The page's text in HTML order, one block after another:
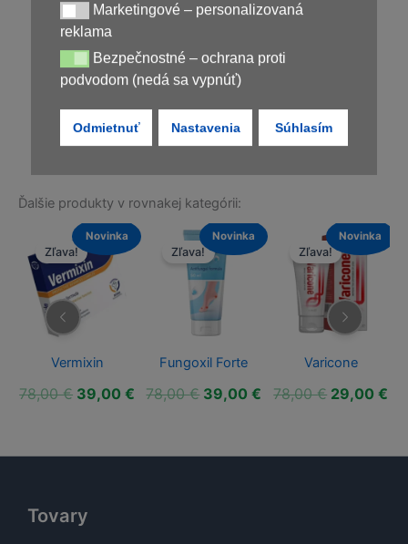
Marketingové – personalizovaná reklama
Marketingové – personalizovaná
reklama
Bezpečnostné – ochrana proti podvodom (nedá sa vypnúť)
Bezpečnostné – ochrana proti
podvodom (nedá sa vypnúť)
Odmietnuť Nastavenia Súhlasím
29,00€
Nedostupné
Ďalšie produkty v rovnakej kategórii:
Aktuálna
Novinka
Zľava!
Vermixin
78,00€ Pôvodná
39,00€ Aktuálna
Novinka
Zľava!
Fungoxil Forte
78,00€ Pôvodná
39,00€ Aktuálna
Novinka
Zľava!
Varicone
78,00€ Pôvodná
29,00€
Tovary